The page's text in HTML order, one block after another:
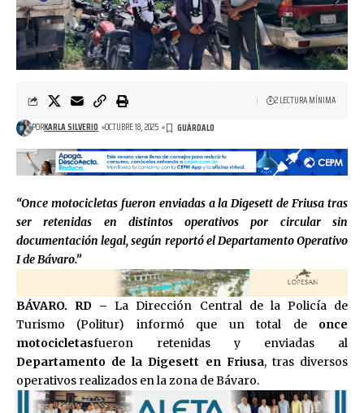
PORKARLA SILVERIO OCTUBRE 18, 2025
2 LECTURA MÍNIMA
“Once motocicletas fueron enviadas a la Digesett de Friusa tras
ser retenidas en distintos operativos por circular sin
documentación legal, según reportó el Departamento Operativo
I de Bávaro.”
BÁVARO. RD – La Dirección Central de la Policía de
Turismo (Politur) informó que un total de once
motocicletasfueron retenidas y enviadas al
Departamento de la Digesett en Friusa, tras diversos
operativos realizados en la zona de Bávaro.